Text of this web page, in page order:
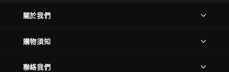
關於我們
購物須知
聯絡我們